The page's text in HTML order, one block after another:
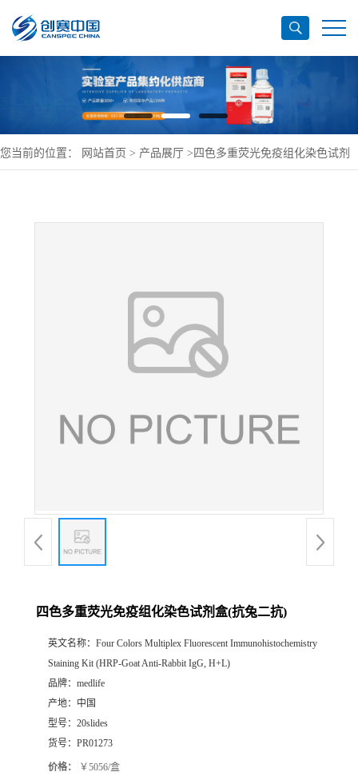
您当前的位置： 网站首页 > 产品展厅 > 四色多重荧光免疫组化染色试剂
四色多重荧光免疫组化染色试剂盒(抗兔二抗)
英文名称： Four Colors Multiplex Fluorescent Immunohistochemistry
Staining Kit (HRP-Goat Anti-Rabbit IgG, H+L)
品牌： medlife
产地： 中国
型号： 20slides
货号： PR01273
价格： ￥5056/盒